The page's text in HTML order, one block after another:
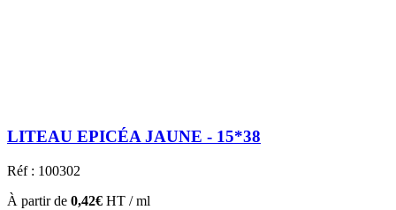
LITEAU EPICÉA JAUNE - 15*38
Réf : 100302
À partir de 0,42€ HT / ml